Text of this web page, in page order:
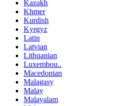
Kazakh
Khmer
Kurdish
Kyrgyz
Latin
Latvian
Lithuanian
Luxembou..
Macedonian
Malagasy
Malay
Malayalam